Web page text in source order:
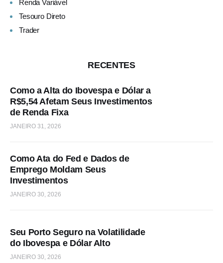
Renda Variável
Tesouro Direto
Trader
RECENTES
Como a Alta do Ibovespa e Dólar a
R$5,54 Afetam Seus Investimentos
de Renda Fixa
JANEIRO 31, 2026
Como Ata do Fed e Dados de
Emprego Moldam Seus
Investimentos
JANEIRO 30, 2026
Seu Porto Seguro na Volatilidade
do Ibovespa e Dólar Alto
JANEIRO 30, 2026